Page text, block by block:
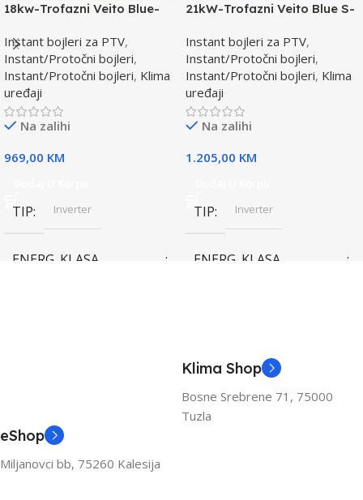
18kw-Trofazni Veito Blue-
Instant bojleri za PTV,
Instant/Protočni bojleri,
Instant/Protočni bojleri, Klima
uređaji
Na zalihi
969,00 KM
TIP Inverter
ENERG. KLASA
ZA PROSTOR DO (M2)
21kW-Trofazni Veito Blue S-
Instant bojleri za PTV,
Instant/Protočni bojleri,
Instant/Protočni bojleri, Klima
uređaji
Na zalihi
1.205,00 KM
TIP Inverter
ENERG. KLASA
KAPACITET HLAĐENJA
3.6
Klima Shop
Bosne Srebrene 71, 75000
Tuzla
eShop
Miljanovci bb, 75260 Kalesija